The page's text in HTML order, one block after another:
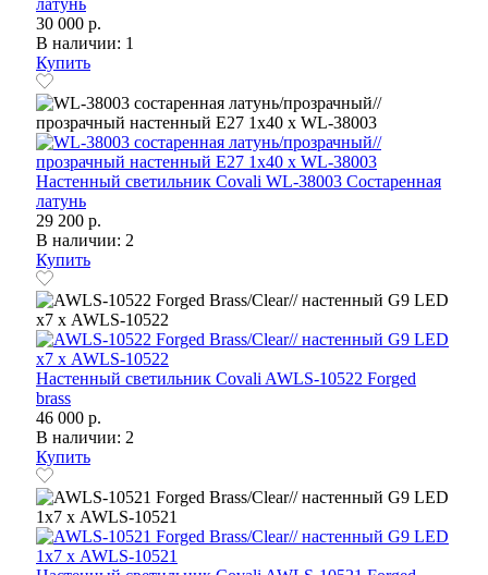
латунь
30 000 р.
В наличии: 1
Купить
Настенный светильник Covali WL-38003 Состаренная
латунь
29 200 р.
В наличии: 2
Купить
Настенный светильник Covali AWLS-10522 Forged
brass
46 000 р.
В наличии: 2
Купить